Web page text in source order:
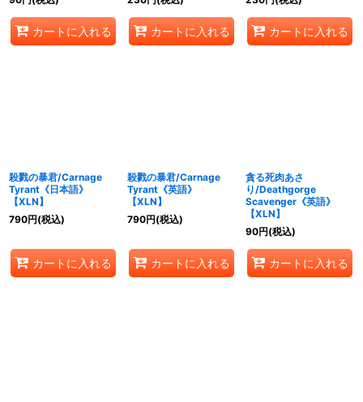
カートに入れる カートに入れる カートに入れる
殺戮の暴君/Carnage
Tyrant《日本語》
【XLN】
790円(税込)
カートに入れる
殺戮の暴君/Carnage
Tyrant《英語》
【XLN】
790円(税込)
カートに入れる
貪る死肉あさ
り/Deathgorge
Scavenger《英語》
【XLN】
90円(税込)
カートに入れる